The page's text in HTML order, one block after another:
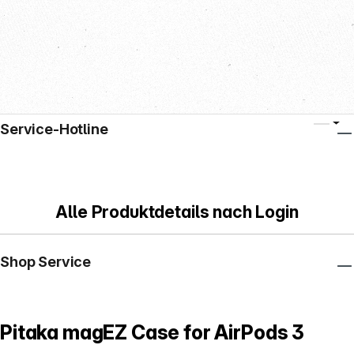
Alle Produktdetails nach Login
Pitaka magEZ Case for AirPods 3
Service-Hotline
Shop Service